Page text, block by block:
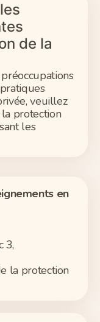
de la
veuillez
protection
les
en
3,
la protection